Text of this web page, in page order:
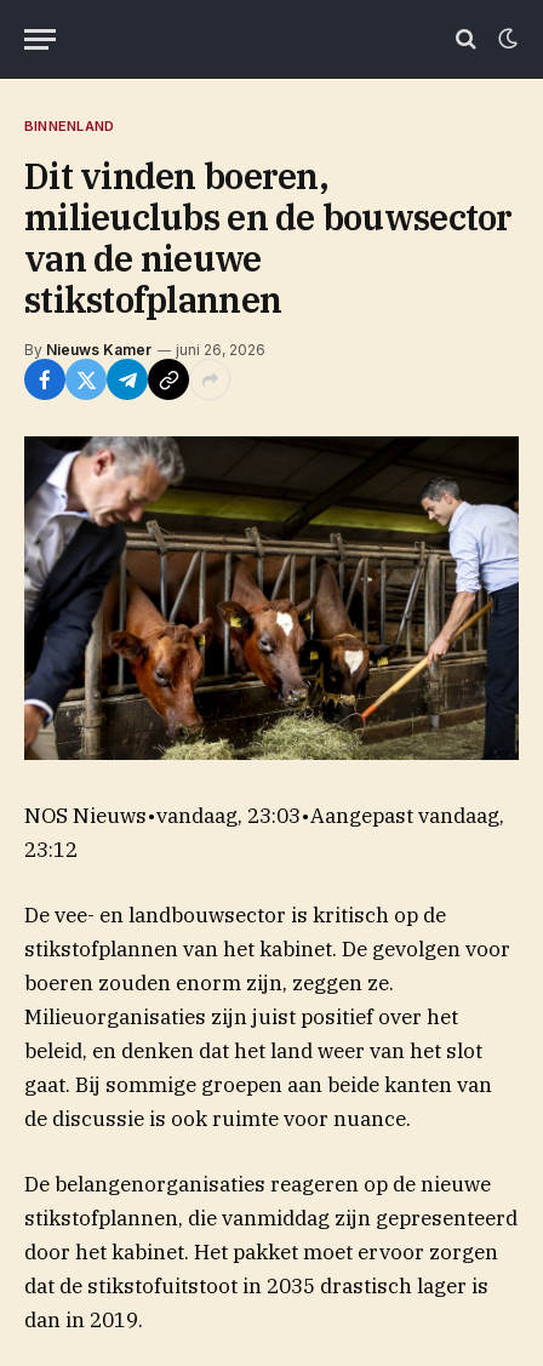
BINNENLAND
Dit vinden boeren,
milieuclubs en de bouwsector
van de nieuwe
stikstofplannen
By Nieuws Kamer juni 26, 2026
NOS Nieuws•vandaag, 23:03•Aangepastvandaag,
23:12
De vee- en landbouwsector is kritisch op de
stikstofplannen van het kabinet. De gevolgen voor
boeren zouden enorm zijn, zeggen ze.
Milieuorganisaties zijn juist positief over het
beleid, en denken dat het land weer van het slot
gaat. Bij sommige groepen aan beide kanten van
de discussie is ook ruimte voor nuance.
De belangenorganisaties reageren op de nieuwe
stikstofplannen, die vanmiddag zijn gepresenteerd
door het kabinet. Het pakket moet ervoor zorgen
dat de stikstofuitstoot in 2035 drastisch lager is
dan in 2019.